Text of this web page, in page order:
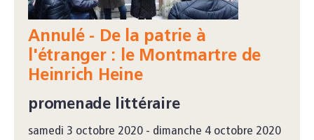
Annulé - De la patrie à
l'étranger : le Montmartre de
Heinrich Heine
promenade littéraire
samedi 3 octobre 2020 - dimanche 4 octobre 2020